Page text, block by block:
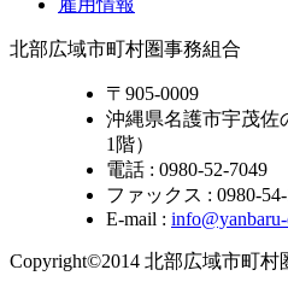
北部広域市町村圏事務組合
〒905-0009
沖縄県名護市宇茂佐
1階）
電話 : 0980-52-7049
ファックス : 0980-
E-mail :
Copyright©2014 北部広域市町村